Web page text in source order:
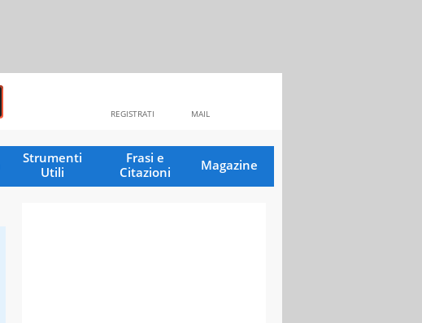
MAIL
REGISTRATI
Strumenti
Utili
Frasi e
Citazioni
Magazine